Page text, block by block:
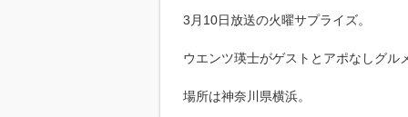
3月10日放送の火曜サプライズ。
ウエンツ瑛士がゲストとアポなしグル
場所は神奈川県横浜。